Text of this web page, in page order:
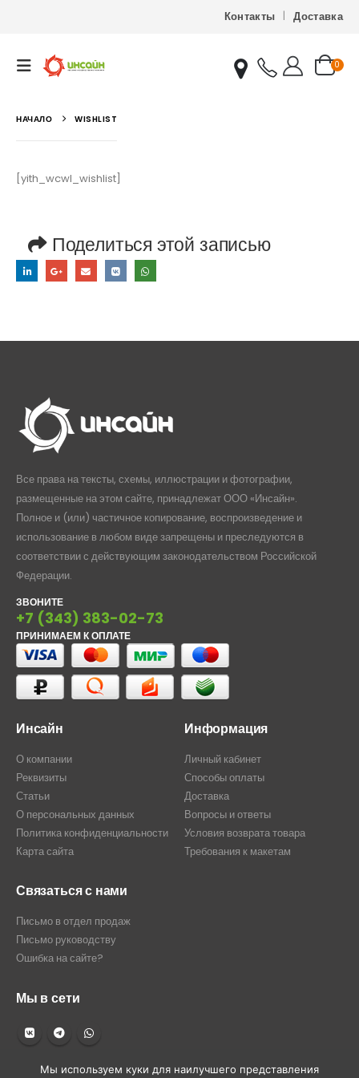
Контакты Доставка
0
НАЧАЛО WISHLIST
[yith_wcwl_wishlist]
Поделиться этой записью
Все права на тексты, схемы, иллюстрации и фотографии,
размещенные на этом сайте, принадлежат ООО «Инсайн».
Полное и (или) частичное копирование, воспроизведение и
использование в любом виде запрещены и преследуются в
соответствии с действующим законодательством Российской
Федерации.
ЗВОНИТЕ
+7 (343) 383-02-73
ПРИНИМАЕМ К ОПЛАТЕ
Инсайн
О компании
Реквизиты
Статьи
О персональных данных
Политика конфиденциальности
Карта сайта
Информация
Личный кабинет
Способы оплаты
Доставка
Вопросы и ответы
Условия возврата товара
Требования к макетам
Связаться с нами
Письмо в отдел продаж
Письмо руководству
Ошибка на сайте?
Мы в сети
Мы используем куки для наилучшего представления